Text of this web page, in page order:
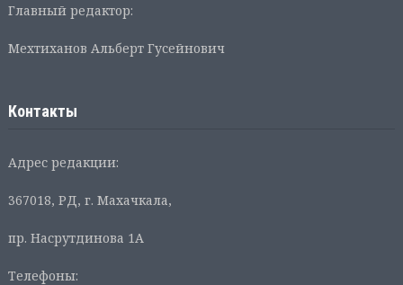
Главный редактор:
Мехтиханов Альберт Гусейнович
Контакты
Адрес редакции:
367018, РД, г. Махачкала,
пр. Насрутдинова 1А
Телефоны: